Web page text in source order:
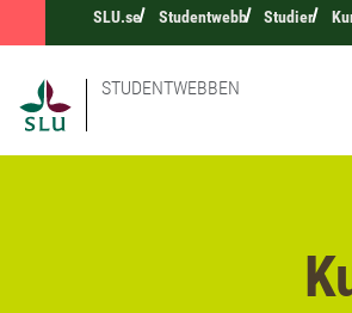
SLU.se Studentwebb Studier
STUDENTWEBBEN